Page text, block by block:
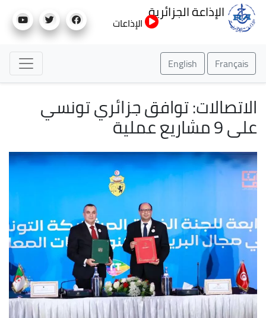
إلى
الإذاعة الجزائرية
الإذاعات
Français
English
الاتصالات: توافق جزائري تونسي
على 9 مشاريع عملية